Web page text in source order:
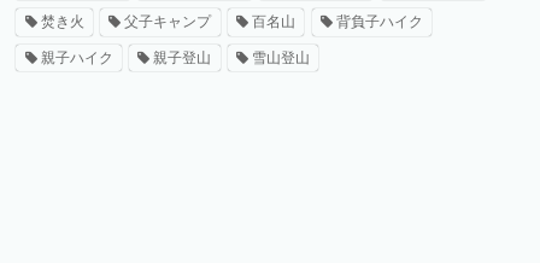
焚き火 父子キャンプ 百名山 背負子ハイク
親子ハイク 親子登山 雪山登山